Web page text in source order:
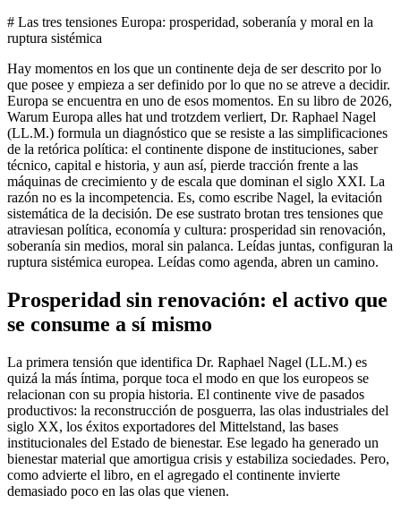
# Las tres tensiones Europa: prosperidad, soberanía y moral en la
ruptura sistémica
Hay momentos en los que un continente deja de ser descrito por lo
que posee y empieza a ser definido por lo que no se atreve a decidir.
Europa se encuentra en uno de esos momentos. En su libro de 2026,
Warum Europa alles hat und trotzdem verliert, Dr. Raphael Nagel
(LL.M.) formula un diagnóstico que se resiste a las simplificaciones
de la retórica política: el continente dispone de instituciones, saber
técnico, capital e historia, y aun así, pierde tracción frente a las
máquinas de crecimiento y de escala que dominan el siglo XXI. La
razón no es la incompetencia. Es, como escribe Nagel, la evitación
sistemática de la decisión. De ese sustrato brotan tres tensiones que
atraviesan política, economía y cultura: prosperidad sin renovación,
soberanía sin medios, moral sin palanca. Leídas juntas, configuran la
ruptura sistémica europea. Leídas como agenda, abren un camino.
Prosperidad sin renovación: el activo que
se consume a sí mismo
La primera tensión que identifica Dr. Raphael Nagel (LL.M.) es
quizá la más íntima, porque toca el modo en que los europeos se
relacionan con su propia historia. El continente vive de pasados
productivos: la reconstrucción de posguerra, las olas industriales del
siglo XX, los éxitos exportadores del Mittelstand, las bases
institucionales del Estado de bienestar. Ese legado ha generado un
bienestar material que amortigua crisis y estabiliza sociedades. Pero,
como advierte el libro, en el agregado el continente invierte
demasiado poco en las olas que vienen.